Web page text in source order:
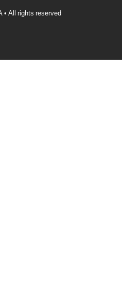
• All rights reserved